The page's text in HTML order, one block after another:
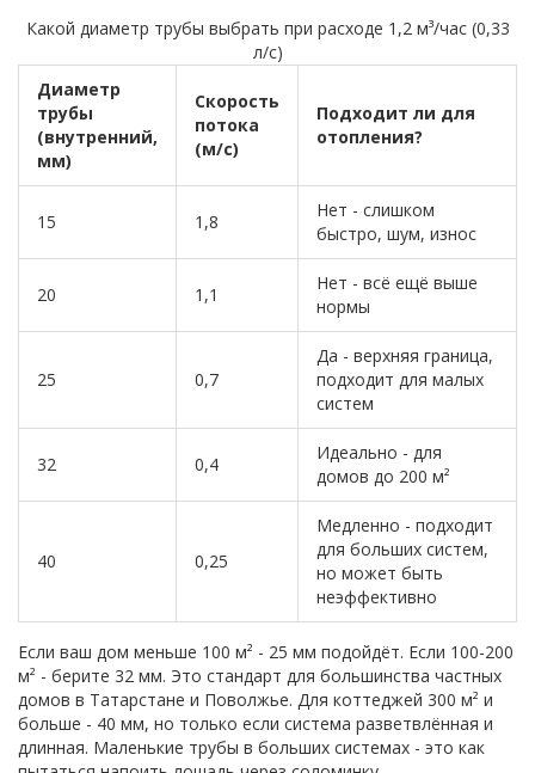
Какой диаметр трубы выбрать при расходе 1,2 м³/час (0,33
л/с)
Диаметр
трубы
(внутренний,
мм)
Скорость
потока
(м/с)
Подходит ли для
отопления?
15 1,8
Нет - слишком
быстро, шум, износ
20 1,1
Нет - всё ещё выше
нормы
25 0,7
Да - верхняя граница,
подходит для малых
систем
32 0,4
Идеально - для
домов до 200 м²
40 0,25
Медленно - подходит
для больших систем,
но может быть
неэффективно
Если ваш дом меньше 100 м² - 25 мм подойдёт. Если 100-200
м² - берите 32 мм. Это стандарт для большинства частных
домов в Татарстане и Поволжье. Для коттеджей 300 м² и
больше - 40 мм, но только если система разветвлённая и
длинная. Маленькие трубы в больших системах - это как